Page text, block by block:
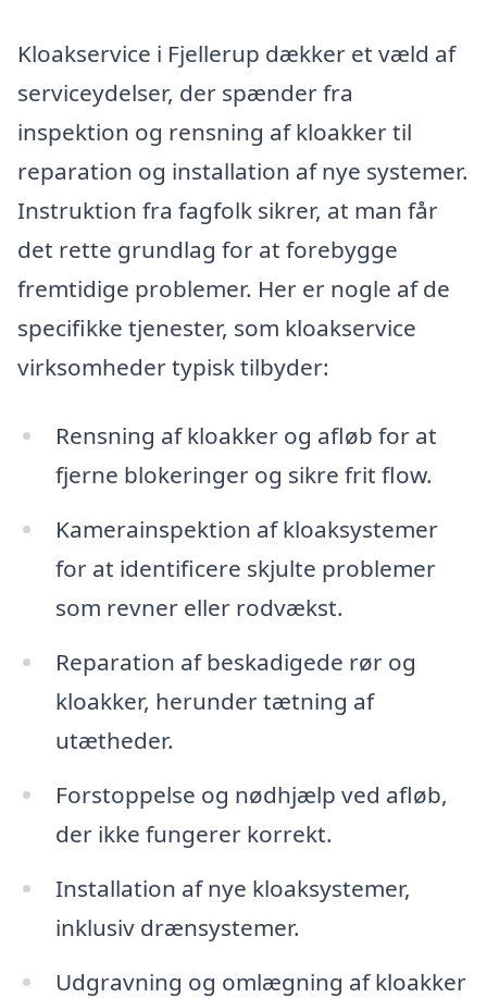
Kloakservice i Fjellerup dækker et væld af
serviceydelser, der spænder fra
inspektion og rensning af kloakker til
reparation og installation af nye systemer.
Instruktion fra fagfolk sikrer, at man får
det rette grundlag for at forebygge
fremtidige problemer. Her er nogle af de
specifikke tjenester, som kloakservice
virksomheder typisk tilbyder:
Rensning af kloakker og afløb for at
fjerne blokeringer og sikre frit flow.
Kamerainspektion af kloaksystemer
for at identificere skjulte problemer
som revner eller rodvækst.
Reparation af beskadigede rør og
kloakker, herunder tætning af
utætheder.
Forstoppelse og nødhjælp ved afløb,
der ikke fungerer korrekt.
Installation af nye kloaksystemer,
inklusiv drænsystemer.
Udgravning og omlægning af kloakker